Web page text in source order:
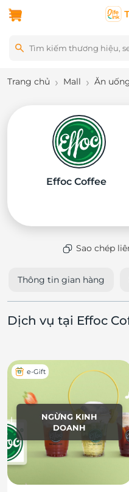
Trang chủ Mall Ăn
Effoc Coffee
Sao chép
Thông tin gian hàng
Dịch vụ tại Effoc
NGỪNG KINH
DOANH
e-Gift